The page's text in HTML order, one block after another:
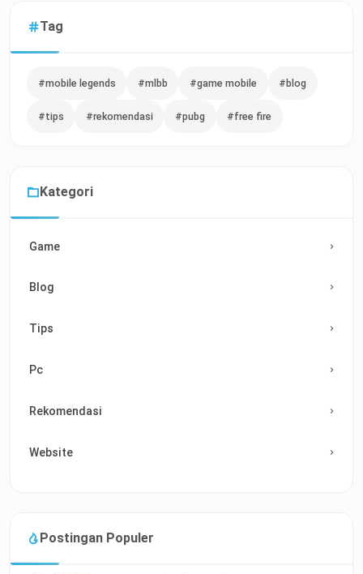
Tag
#mobile legends #mlbb #game mobile #blog
#tips #rekomendasi #pubg #free fire
Kategori
Game
Blog
Tips
Pc
Rekomendasi
Website
Postingan Populer